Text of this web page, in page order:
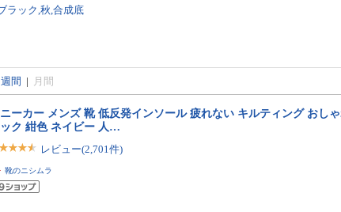
ラック,秋,合成底
週間 | 月間
ーカー メンズ 靴 低反発インソール 疲れない キルティング おし
ク 紺色 ネイビー 人…
レビュー(2,701件)
靴のニシムラ